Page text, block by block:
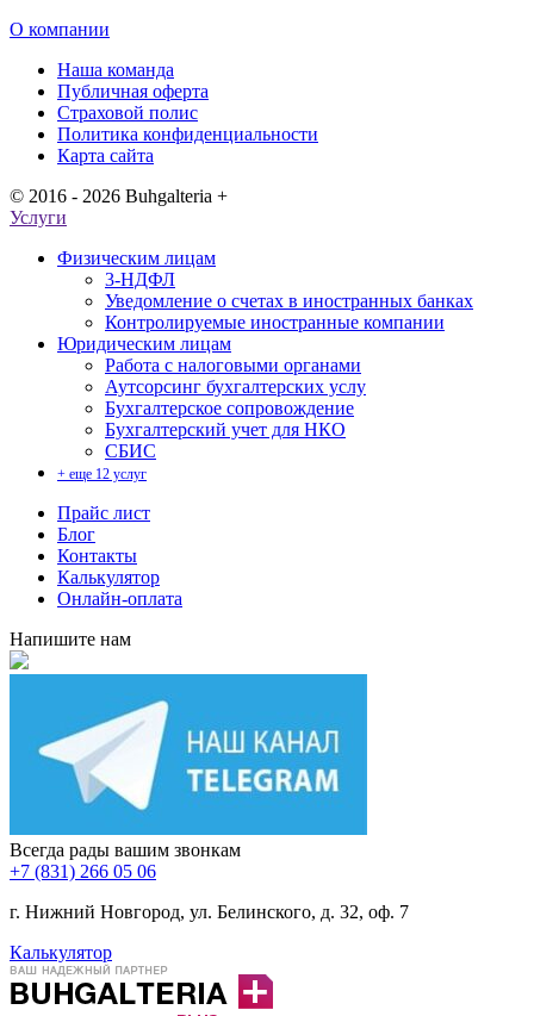
О компании
Наша команда
Публичная оферта
Страховой полис
Политика конфиденциальности
Карта сайта
© 2016 - 2026 Buhgalteria +
Услуги
Физическим лицам
3-НДФЛ
Уведомление о счетах в иностранных банках
Контролируемые иностранные компании
Юридическим лицам
Работа с налоговыми органами
Аутсорсинг бухгалтерских услу
Бухгалтерское сопровождение
Бухгалтерский учет для НКО
СБИС
+ еще 12 услуг
Прайс лист
Блог
Контакты
Калькулятор
Онлайн-оплата
Напишите нам
Всегда рады вашим звонкам
+7 (831) 266 05 06
г. Нижний Новгород, ул. Белинского, д. 32, оф. 7
Калькулятор